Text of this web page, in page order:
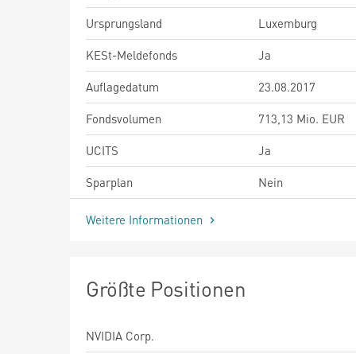
Ursprungsland
Luxemburg
KESt-Meldefonds
Ja
Auflagedatum
23.08.2017
Fondsvolumen
713,13 Mio. EUR
UCITS
Ja
Sparplan
Nein
Weitere Informationen
Größte Positionen
NVIDIA Corp.